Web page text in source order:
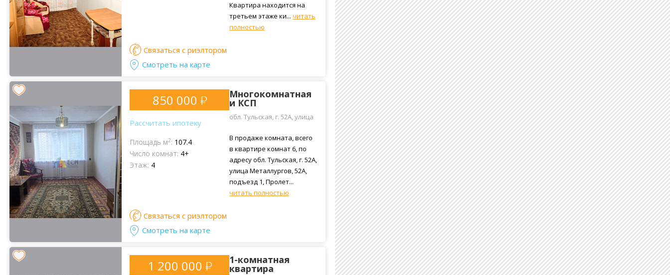
Квартира находится на
третьем этаже ки... читать
полностью
Связаться с риэлтором
Смотреть на карте
Многокомнатная
и КСП
обл. Тульская, г. 52А, улица
1
В продаже комната, всего
в квартире комнат 6, по
адресу обл. Тульская, г. 52А,
улица Металлургов, 52А,
подъезд 1, Пролет...
читать полностью
850 000
Рассчитать ипотеку
Площадь м2: 107.4
Число комнат: 4+
Этаж: 4
Связаться с риэлтором
Смотреть на карте
1-комнатная
квартира
1 200 000